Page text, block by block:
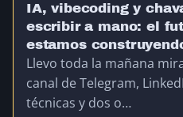
IA, vibecoding y
escribir a mano: el
estamos
Llevo toda la mañana
canal de Telegram,
técnicas y dos o…